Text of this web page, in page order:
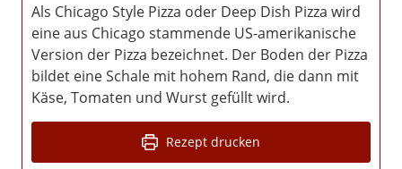
Als Chicago Style Pizza oder Deep Dish Pizza wird
eine aus Chicago stammende US-amerikanische
Version der Pizza bezeichnet. Der Boden der Pizza
bildet eine Schale mit hohem Rand, die dann mit
Käse, Tomaten und Wurst gefüllt wird.
Rezept drucken